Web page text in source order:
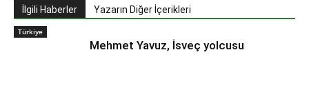
İlgili Haberler Yazarın Diğer İçerikleri
Türkiye
Mehmet Yavuz, İsveç yolcusu